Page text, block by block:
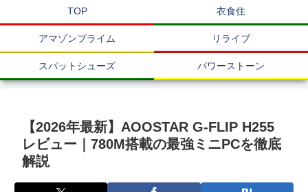
TOP 衣食住
アマゾンプライム リライブ
スパットシューズ パワーストーン
【2026年最新】AOOSTAR G-FLIP H255
レビュー｜780M搭載の最強ミニPCを徹底
解説